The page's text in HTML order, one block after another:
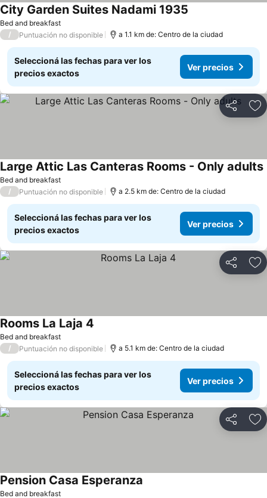
Bed and breakfast
City Garden Suites Nadami 1935
/ Puntuación no disponible a 1.1 km de: Centro de la ciudad
Seleccioná las fechas para ver los
precios exactos
Ver precios
Compartir
Bed and breakfast
Large Attic Las Canteras Rooms - Only adults
/ Puntuación no disponible a 2.5 km de: Centro de la ciudad
Seleccioná las fechas para ver los
precios exactos
Ver precios
Compartir
Bed and breakfast
Rooms La Laja 4
/ Puntuación no disponible a 5.1 km de: Centro de la ciudad
Seleccioná las fechas para ver los
precios exactos
Ver precios
Compartir
Bed and breakfast
Pension Casa Esperanza